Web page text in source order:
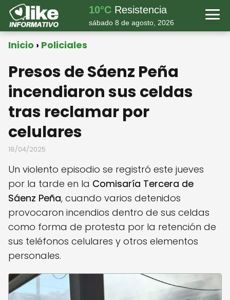
10°C Resistencia
sábado 8 de agosto, 2026
Inicio Policiales
Presos de Sáenz Peña
incendiaron sus celdas
tras reclamar por
celulares
18/04/2025
Un violento episodio se registró este jueves
por la tarde en la Comisaría Tercera de
Sáenz Peña, cuando varios detenidos
provocaron incendios dentro de sus celdas
como forma de protesta por la retención de
sus teléfonos celulares y otros elementos
personales.